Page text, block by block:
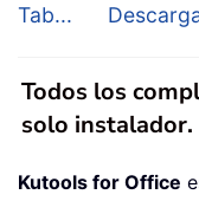
Tab...
Todos los
solo instalador.
Kutools for Office